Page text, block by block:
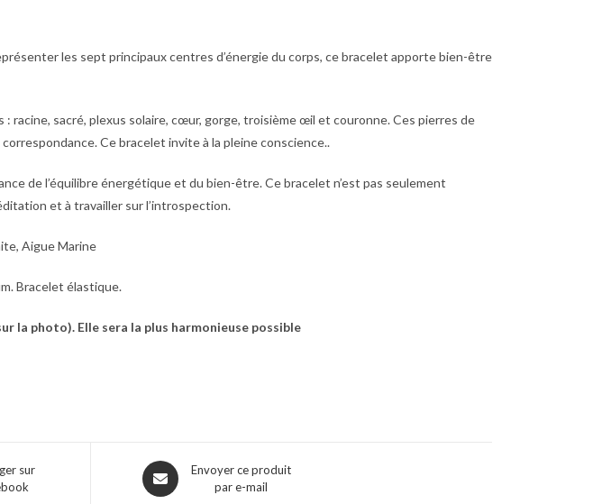
les sept principaux centres d’énergie du corps, ce bracelet apporte bien-être
sacré, plexus solaire, cœur, gorge, troisième œil et couronne. Ces pierres de
Ce bracelet invite à la pleine conscience..
de l’équilibre énergétique et du bien-être. Ce bracelet n’est pas seulement
et à travailler sur l’introspection.
Aigue Marine
Bracelet élastique.
la photo). Elle sera la plus harmonieuse possible
sur
Envoyer ce produit
par e-mail